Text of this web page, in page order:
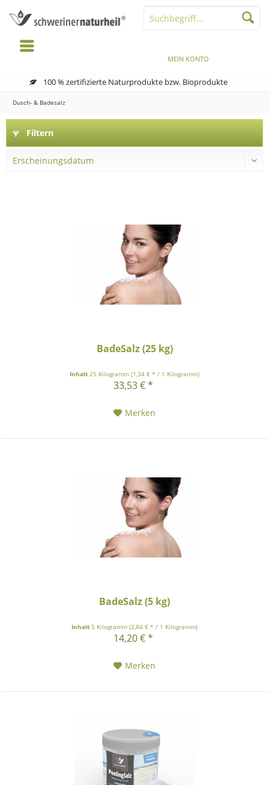
100 % zertifizierte Naturprodukte bzw. Bioprodukte
MEIN KONTO
Dusch- & Badesalz
Filtern
BadeSalz (25 kg)
Inhalt25 Kilogramm(1,34 € * / 1 Kilogramm)
33,53 € *
Merken
BadeSalz (5 kg)
Inhalt5 Kilogramm(2,84 € * / 1 Kilogramm)
14,20 € *
Merken